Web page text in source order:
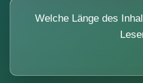
Welche Länge des